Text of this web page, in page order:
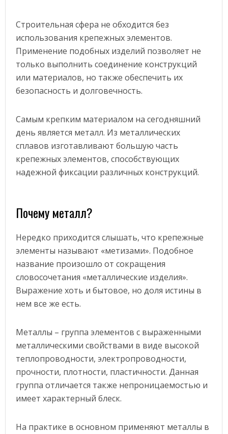
Строительная сфера не обходится без
использования крепежных элементов.
Применение подобных изделий позволяет не
только выполнить соединение конструкций
или материалов, но также обеспечить их
безопасность и долговечность.
Самым крепким материалом на сегодняшний
день является металл. Из металлических
сплавов изготавливают большую часть
крепежных элементов, способствующих
надежной фиксации различных конструкций.
Почему металл?
Нередко приходится слышать, что крепежные
элементы называют «метизами». Подобное
название произошло от сокращения
словосочетания «металлические изделия».
Выражение хоть и бытовое, но доля истины в
нем все же есть.
Металлы – группа элементов с выраженными
металлическими свойствами в виде высокой
теплопроводности, электропроводности,
прочности, плотности, пластичности. Данная
группа отличается также непроницаемостью и
имеет характерный блеск.
На практике в основном применяют металлы в